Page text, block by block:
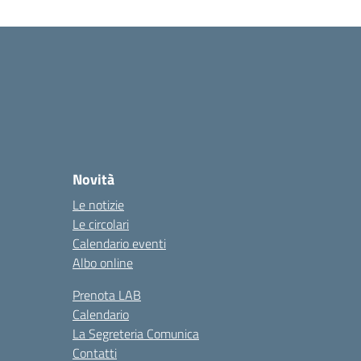
Novità
Le notizie
Le circolari
Calendario eventi
Albo online
Prenota LAB
Calendario
La Segreteria Comunica
Contatti